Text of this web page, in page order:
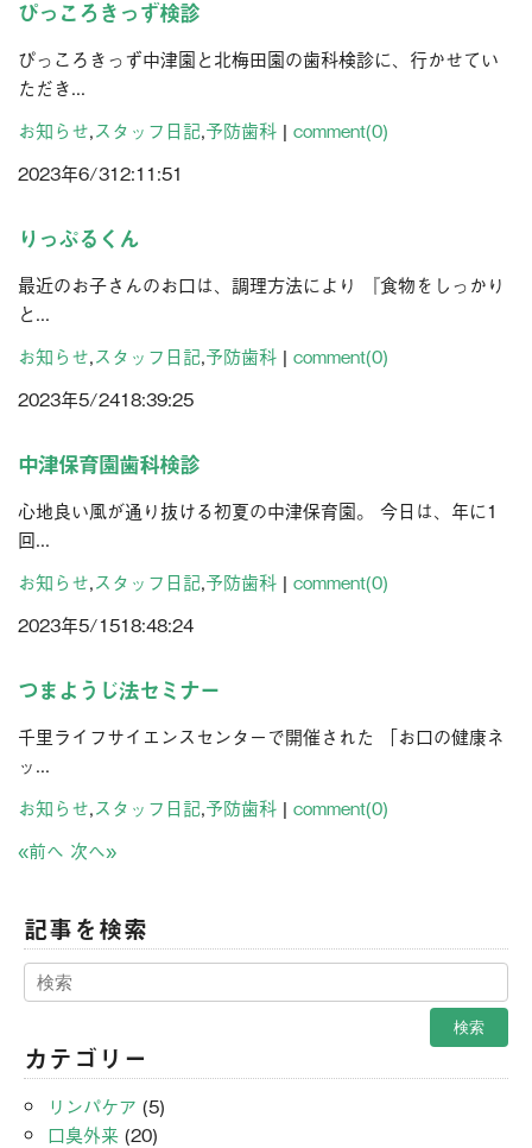
ぴっころきっず検診
ぴっころきっず中津園と北梅田園の歯科検診に、行かせてい
ただき...
お知らせ,スタッフ日記,予防歯科 | comment(0)
2023年6/312:11:51
りっぷるくん
最近のお子さんのお口は、調理方法により 『食物をしっかり
と...
お知らせ,スタッフ日記,予防歯科 | comment(0)
2023年5/2418:39:25
中津保育園歯科検診
心地良い風が通り抜ける初夏の中津保育園。 今日は、年に1
回...
お知らせ,スタッフ日記,予防歯科 | comment(0)
2023年5/1518:48:24
つまようじ法セミナー
千里ライフサイエンスセンターで開催された 「お口の健康ネ
ッ...
お知らせ,スタッフ日記,予防歯科 | comment(0)
«前へ 次へ»
記事を検索
カテゴリー
リンパケア (5)
口臭外来 (20)